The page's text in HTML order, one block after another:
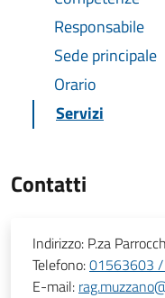
Responsabile
Sede principale
Orario
Servizi
Contatti
Indirizzo: P.za
Telefono:01563603
E-mail: